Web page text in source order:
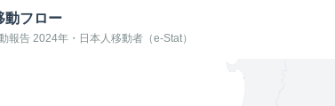
動フロー
報告 2024年・日本人移動者（e-Stat）